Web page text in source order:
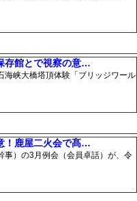
存館とで視察の意…
峡大橋塔頂体験「ブリッジワール
！鹿屋二火会で髙…
）の3月例会（会員卓話）が、令